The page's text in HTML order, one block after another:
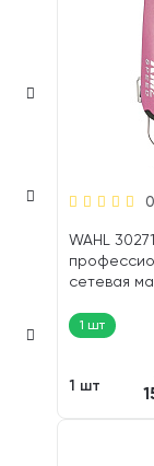
0
WAHL
сетевая
шт)1 шт
1 шт